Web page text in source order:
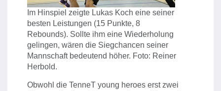
Im Hinspiel zeigte Lukas Koch eine seiner
besten Leistungen (15 Punkte, 8
Rebounds). Sollte ihm eine Wiederholung
gelingen, wären die Siegchancen seiner
Mannschaft bedeutend höher. Foto: Reiner
Herbold.
Obwohl die TenneT young heroes erst zwei